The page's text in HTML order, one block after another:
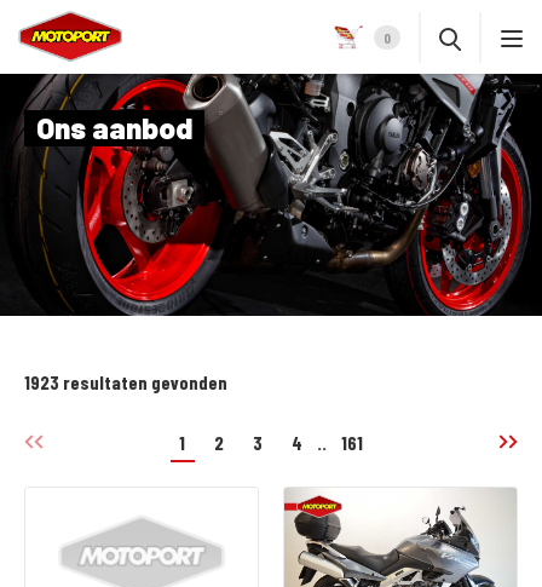
0
Ons aanbod
1923 resultaten gevonden
1 2 3 4 .. 161